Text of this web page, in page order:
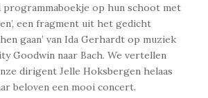
programmaboekje op hun schoot met
een fragment uit het gedicht
gaan’ van Ida Gerhardt op muziek
Goodwin naar Bach. We vertellen
dirigent Jelle Hoksbergen helaas
beloven een mooi concert.